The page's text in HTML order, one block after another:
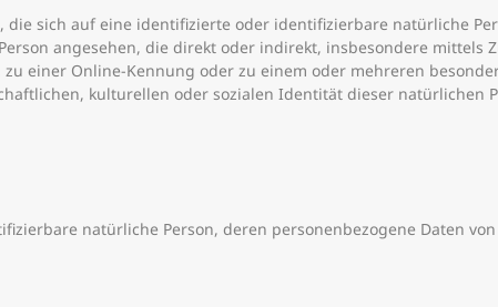
sich auf eine identifizierte oder identifizierbare natürliche
angesehen, die direkt oder indirekt, insbesondere mittels
einer Online-Kennung oder zu einem oder mehreren
kulturellen oder sozialen Identität dieser natürlichen
natürliche Person, deren personenbezogene Daten